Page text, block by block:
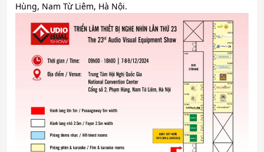
Hùng, Nam Từ Liêm, Hà Nội.